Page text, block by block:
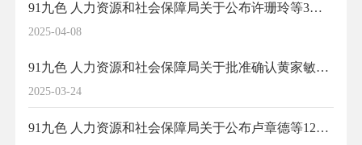
2025-04-08
91九色 人力资源和社会保障局关于公布许珊玲等3位同志土建专业高级工程师职务任职资格的通知
2025-03-24
91九色 人力资源和社会保障局关于批准确认黄家敏等3位同志初级专业技术职务任职资格的通知
91九色 人力资源和社会保障局关于公布卢章德等12位同志土建专业中级技术职务任职资格的通知